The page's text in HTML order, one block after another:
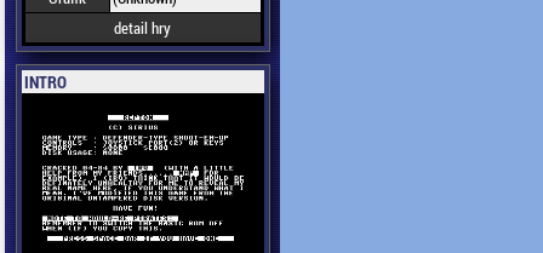
detail hry
INTRO